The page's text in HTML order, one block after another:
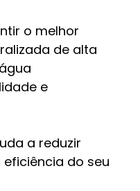
o melhor
de alta
e
a reduzir
do seu